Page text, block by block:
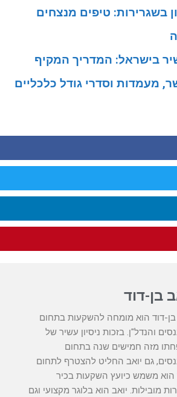
בשגרירות: טיפים מנצחים
בישראל: המדריך המקיף
מעמדות וסדרי גודל כלכליים
בן-דוד
בן-דוד הוא מומחה להשקעות בתחום
והנדל"ן. בזכות ניסיון עשיר של
מזה חמישים שנה בתחום
גם יואב החליט להצטרף לתחום
הוא משמש כיועץ השקעות בכיר
מובילות. יואב הוא בלוגר מקצועי וגם